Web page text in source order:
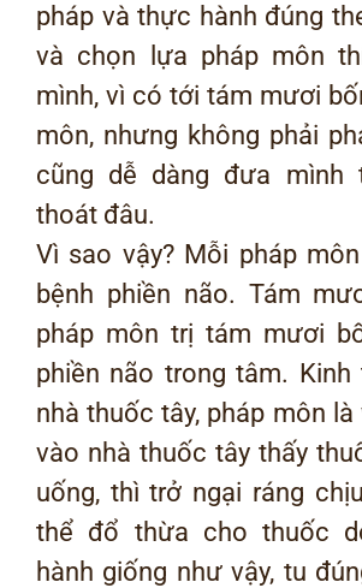
pháp và thực hành đúng
và chọn lựa pháp môn
mình, vì có tới tám mươi
môn, nhưng không phải
cũng dễ dàng đưa mình
thoát đâu.
Vì sao vậy? Mỗi pháp
bệnh phiền não. Tám
pháp môn trị tám mươi
phiền não trong tâm. Kinh
nhà thuốc tây, pháp môn
vào nhà thuốc tây thấy
uống, thì trở ngại ráng
thể đổ thừa cho thuốc
hành giống như vậy, tu